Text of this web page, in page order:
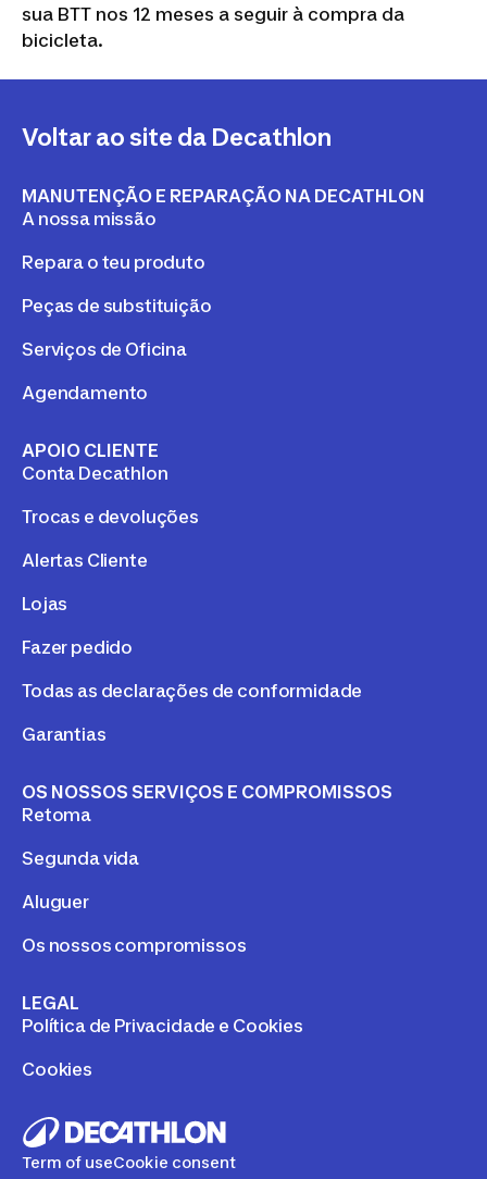
sua BTT nos 12 meses a seguir à compra da
bicicleta.
Voltar ao site da Decathlon
MANUTENÇÃO E REPARAÇÃO NA DECATHLON
A nossa missão
Repara o teu produto
Peças de substituição
Serviços de Oficina
Agendamento
APOIO CLIENTE
Conta Decathlon
Trocas e devoluções
Alertas Cliente
Lojas
Fazer pedido
Todas as declarações de conformidade
Garantias
OS NOSSOS SERVIÇOS E COMPROMISSOS
Retoma
Segunda vida
Aluguer
Os nossos compromissos
LEGAL
Política de Privacidade e Cookies
Cookies
Term of useCookie consent